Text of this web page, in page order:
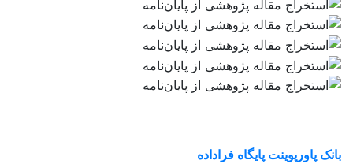
سمنان
سیستان و بلوچستان
فارس
بانک پاورپوینت پایگاه فراداده